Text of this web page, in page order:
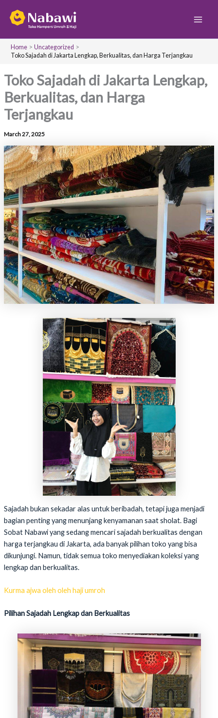
Home
Uncategorized
Toko Sajadah di Jakarta Lengkap, Berkualitas, dan Harga Terjangkau
Toko Sajadah di Jakarta Lengkap,
Berkualitas, dan Harga
Terjangkau
March 27, 2025
Sajadah bukan sekadar alas untuk beribadah, tetapi juga menjadi
bagian penting yang menunjang kenyamanan saat sholat. Bagi
Sobat Nabawi yang sedang mencari sajadah berkualitas dengan
harga terjangkau di Jakarta, ada banyak pilihan toko yang bisa
dikunjungi. Namun, tidak semua toko menyediakan koleksi yang
lengkap dan berkualitas.
Kurma ajwa oleh oleh haji umroh
Pilihan Sajadah Lengkap dan Berkualitas
e
a
c
h